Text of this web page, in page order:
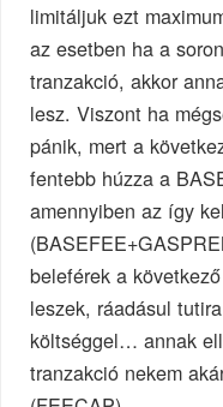
limitáljuk ezt
az esetben ha a
tranzakció, akkor
lesz. Viszont ha
pánik, mert a
fentebb húzza a
amennyiben az így
beleférek a
leszek, ráadásul
költséggel… annak
tranzakció nekem